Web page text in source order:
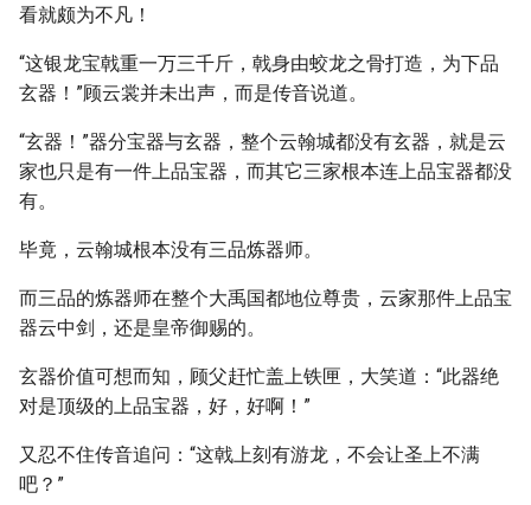
看就颇为不凡！
“这银龙宝戟重一万三千斤，戟身由蛟龙之骨打造，为下品
玄器！”顾云裳并未出声，而是传音说道。
“玄器！”器分宝器与玄器，整个云翰城都没有玄器，就是云
家也只是有一件上品宝器，而其它三家根本连上品宝器都没
有。
毕竟，云翰城根本没有三品炼器师。
而三品的炼器师在整个大禹国都地位尊贵，云家那件上品宝
器云中剑，还是皇帝御赐的。
玄器价值可想而知，顾父赶忙盖上铁匣，大笑道：“此器绝
对是顶级的上品宝器，好，好啊！”
又忍不住传音追问：“这戟上刻有游龙，不会让圣上不满
吧？”